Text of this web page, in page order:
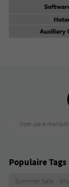
Voer uw e-
Populaire Tags
Summer Sale –